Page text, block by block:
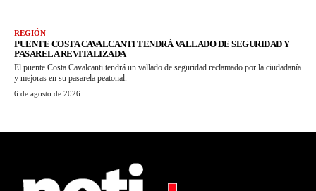
REGIÓN
PUENTE COSTA CAVALCANTI TENDRÁ VALLADO DE SEGURIDAD Y
PASARELA REVITALIZADA
El puente Costa Cavalcanti tendrá un vallado de seguridad reclamado por la ciudadanía
y mejoras en su pasarela peatonal.
6 de agosto de 2026